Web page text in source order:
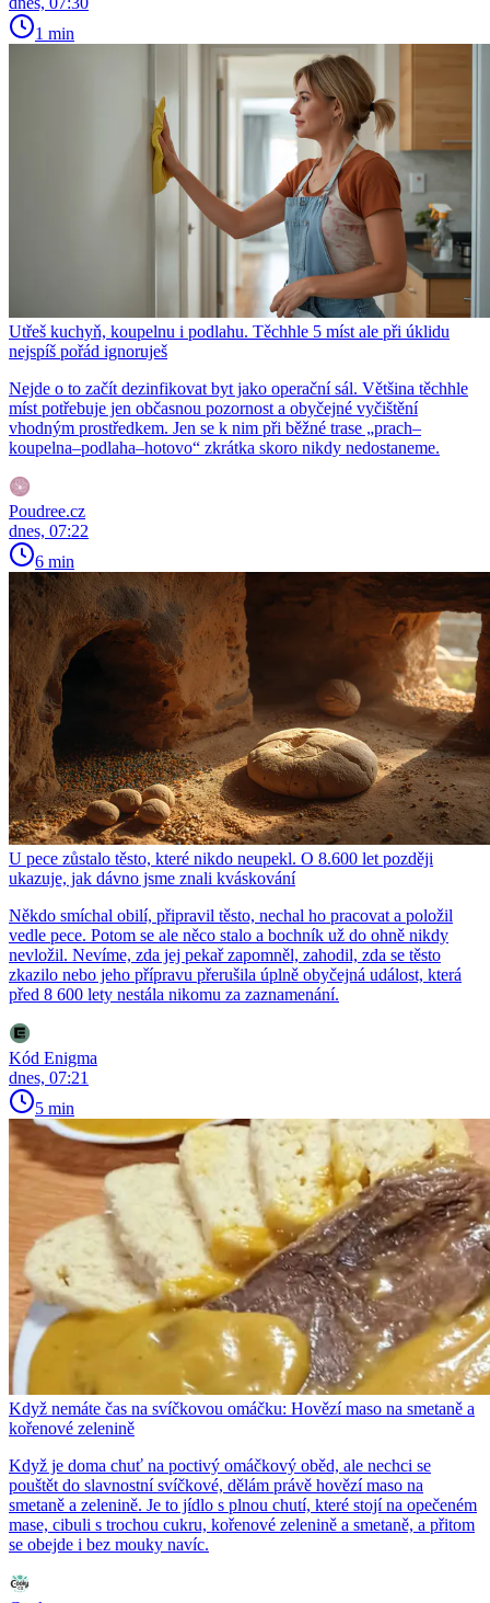
1 min
Utřeš kuchyň, koupelnu i podlahu. Těchhle 5 míst ale při úklidu
nejspíš pořád ignoruješ
Nejde o to začít dezinfikovat byt jako operační sál. Většina těchhle
míst potřebuje jen občasnou pozornost a obyčejné vyčištění
vhodným prostředkem. Jen se k nim při běžné trase „prach–
koupelna–podlaha–hotovo“ zkrátka skoro nikdy nedostaneme.
Poudree.cz
dnes, 07:22
6 min
U pece zůstalo těsto, které nikdo neupekl. O 8.600 let později
ukazuje, jak dávno jsme znali kváskování
Někdo smíchal obilí, připravil těsto, nechal ho pracovat a položil
vedle pece. Potom se ale něco stalo a bochník už do ohně nikdy
nevložil. Nevíme, zda jej pekař zapomněl, zahodil, zda se těsto
zkazilo nebo jeho přípravu přerušila úplně obyčejná událost, která
před 8 600 lety nestála nikomu za zaznamenání.
Kód Enigma
dnes, 07:21
5 min
Když nemáte čas na svíčkovou omáčku: Hovězí maso na smetaně a
kořenové zelenině
Když je doma chuť na poctivý omáčkový oběd, ale nechci se
pouštět do slavnostní svíčkové, dělám právě hovězí maso na
smetaně a zelenině. Je to jídlo s plnou chutí, které stojí na opečeném
mase, cibuli s trochou cukru, kořenové zelenině a smetaně, a přitom
se obejde i bez mouky navíc.